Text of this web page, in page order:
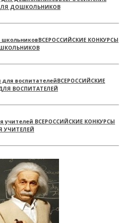
ДОШКОЛЬНИКОВ
ВСЕРОССИЙСКИЕ КОНКУРСЫ
ВСЕРОССИЙСКИЕ
ВОСПИТАТЕЛЕЙ
ВСЕРОССИЙСКИЕ КОНКУРСЫ
УЧИТЕЛЕЙ